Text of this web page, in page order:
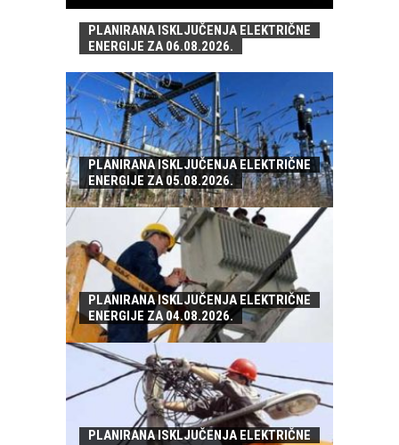
PLANIRANA ISKLJUČENJA ELEKTRIČNE
ENERGIJE ZA 06.08.2026.
PLANIRANA ISKLJUČENJA ELEKTRIČNE
ENERGIJE ZA 05.08.2026.
PLANIRANA ISKLJUČENJA ELEKTRIČNE
ENERGIJE ZA 04.08.2026.
PLANIRANA ISKLJUČENJA ELEKTRIČNE